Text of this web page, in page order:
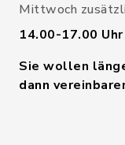
Mittwoch
14.00-17.00 Uhr
Sie wollen
dann